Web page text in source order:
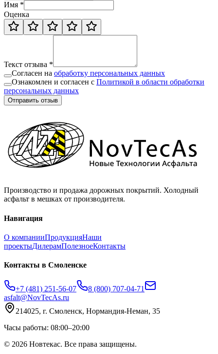
Имя *
Оценка
Текст отзыва *
Согласен на обработку персональных данных
Ознакомлен и согласен с Политикой в области обработки
персональных данных
Отправить отзыв
Производство и продажа дорожных покрытий. Холодный
асфальт в мешках от производителя.
Навигация
О компанииПродукцияНаши
проектыДилерамПолезноеКонтакты
Контакты в Смоленске
+7 (481) 251-56-07
8 (800) 707-04-71
asfalt@NovTecAs.ru
214025, г. Смоленск, Нормандия-Неман, 35
Часы работы: 08:00–20:00
© 2026 Новтекас. Все права защищены.